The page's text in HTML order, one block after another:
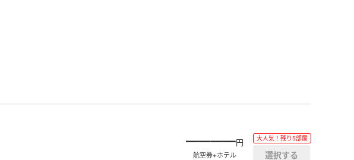
――――円
航空券+ホテル
大人気！残り5部屋